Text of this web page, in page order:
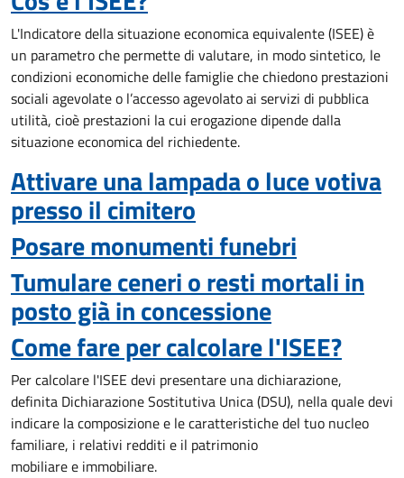
L'Indicatore della situazione economica equivalente (ISEE) è
un parametro che permette di valutare, in modo sintetico, le
condizioni economiche delle famiglie che chiedono prestazioni
sociali agevolate o l’accesso agevolato ai servizi di pubblica
utilità, cioè prestazioni la cui erogazione dipende dalla
situazione economica del richiedente.
Attivare una lampada o luce votiva
presso il cimitero
Posare monumenti funebri
Tumulare ceneri o resti mortali in
posto già in concessione
Come fare per calcolare l'ISEE?
Per calcolare l'ISEE devi presentare una dichiarazione,
definita Dichiarazione Sostitutiva Unica (DSU), nella quale devi
indicare la composizione e le caratteristiche del tuo nucleo
familiare, i relativi redditi e il patrimonio
mobiliare e immobiliare.